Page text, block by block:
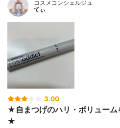
コスメコンシェルジュ
てぃ
3.00
★自まつげのハリ・ボリュー
★